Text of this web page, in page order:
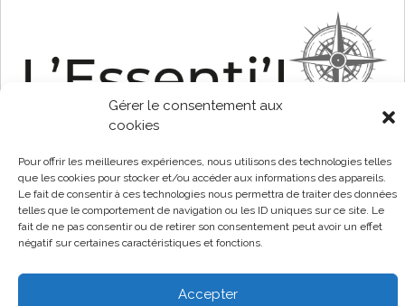
Gérer le consentement aux
cookies
Pour offrir les meilleures expériences, nous utilisons des technologies telles
que les cookies pour stocker et/ou accéder aux informations des appareils.
Le fait de consentir à ces technologies nous permettra de traiter des données
telles que le comportement de navigation ou les ID uniques sur ce site. Le
fait de ne pas consentir ou de retirer son consentement peut avoir un effet
négatif sur certaines caractéristiques et fonctions.
Accepter
En savoir plus